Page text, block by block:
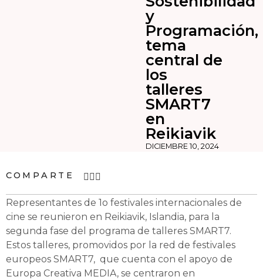
y
Programación,
tema
central de
los
talleres
SMART7
en
Reikiavik
DICIEMBRE 10, 2024
COMPARTE
Representantes de 1o festivales internacionales de
cine se reunieron en Reikiavik, Islandia, para la
segunda fase del programa de talleres SMART7.
Estos talleres, promovidos por la red de festivales
europeos SMART7, que cuenta con el apoyo de
Europa Creativa MEDIA, se centraron en